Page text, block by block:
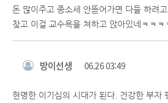
돈 많이주고 종소세 안뜯어가면 다들 하려
찾고 이걸 교수욕을 쳐하고 앉아있네ㅋㅋㅋ
방이선생 06.26 03:49
현명한 이기심의 시대가 된다. 건강한 부자